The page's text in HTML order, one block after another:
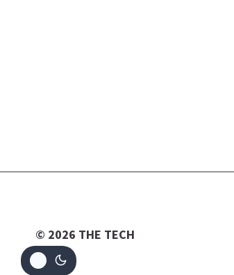
© 2026 THE TECH